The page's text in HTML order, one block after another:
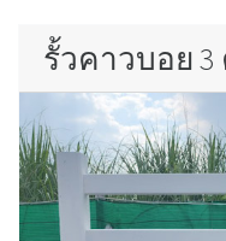
รั้วคาวบอย